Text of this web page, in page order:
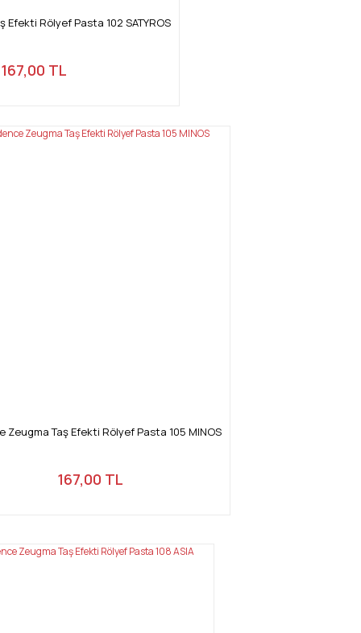
Efekti Rölyef Pasta 102 SATYROS
167,00 TL
Zeugma Taş Efekti Rölyef Pasta 105 MINOS
167,00 TL